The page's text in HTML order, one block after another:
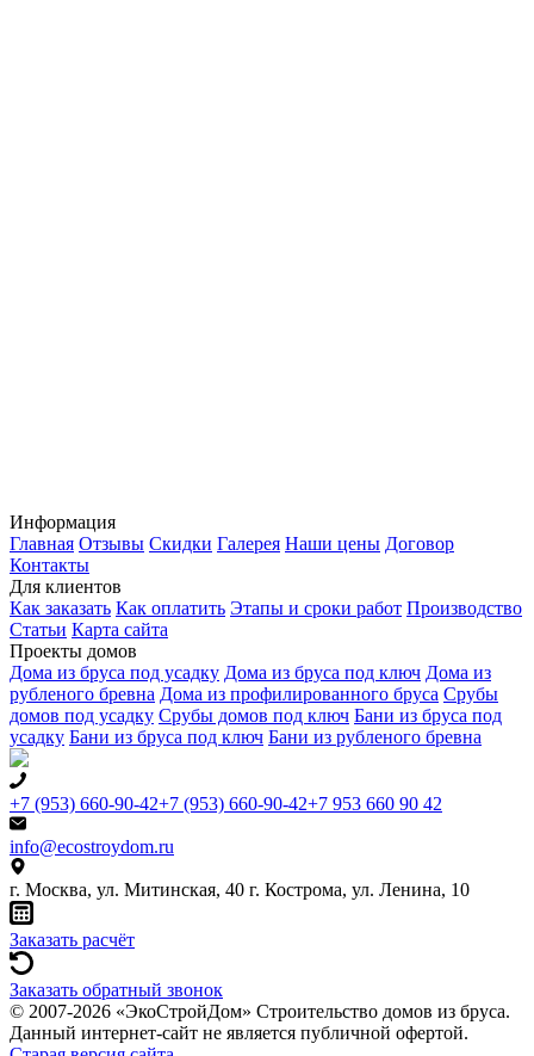
Информация
Главная Отзывы Скидки Галерея Наши цены Договор
Контакты
Для клиентов
Как заказать Как оплатить Этапы и сроки работ Производство
Статьи Карта сайта
Проекты домов
Дома из бруса под усадку Дома из бруса под ключ Дома из
рубленого бревна Дома из профилированного бруса Срубы
домов под усадку Срубы домов под ключ Бани из бруса под
усадку Бани из бруса под ключ Бани из рубленого бревна
+7 (953) 660-90-42+7 (953) 660-90-42+7 953 660 90 42
info@ecostroydom.ru
г. Москва, ул. Митинская, 40 г. Кострома, ул. Ленина, 10
Заказать расчёт
Заказать обратный звонок
© 2007-2026 «ЭкоСтройДом» Строительство домов из бруса.
Данный интернет-сайт не является публичной офертой.